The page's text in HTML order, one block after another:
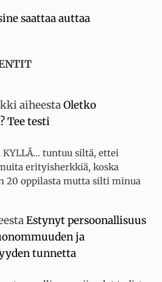
saattaa auttaa
aiheestaOletko
Tee testi
KYLLÄ... tuntuu siltä, ettei
erityisherkkiä, koska
20 oppilasta mutta silti minua
Estynyt persoonallisuus
ja
tunnetta